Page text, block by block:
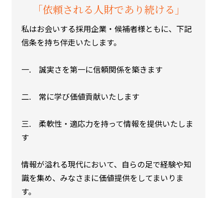
「依頼される人財であり続ける」
私はお会いする採用企業・候補者様ともに、下記
信条を持ち伴走いたします。
一. 誠実さを第一に信頼関係を築きます
二. 常に学び価値貢献いたします
三. 柔軟性・適応力を持って情報を提供いたしま
す
情報が溢れる現代において、自らの足で経験や知
識を集め、みなさまに価値提供をしてまいりま
す。